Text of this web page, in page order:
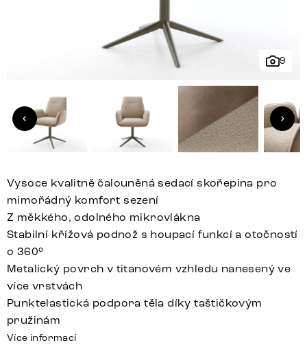
9
Vysoce kvalitně čalouněná sedací skořepina pro
mimořádný komfort sezení
Z měkkého, odolného mikrovlákna
Stabilní křížová podnož s houpací funkcí a otočností
o 360°
Metalický povrch v titanovém vzhledu nanesený ve
více vrstvách
Punktelastická podpora těla díky taštičkovým
pružinám
Více informací